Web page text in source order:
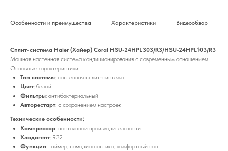
Особенности и преимущества Характеристики Видеообзор
Сплит-система Haier (Хайер) Coral HSU-24HPL303/R3/HSU-24HPL103/R3
Мощная настенная система кондиционирования с современным оснащением.
Основные характеристики:
Тип системы: настенная сплит-система
Цвет: белый
Фильтры: антибактериальный
Авторестарт: с сохранением настроек
Технические особенности:
Компрессор: постоянной производительности
Хладагент: R32
Функции: таймер, самодиагностика, комфортный сон